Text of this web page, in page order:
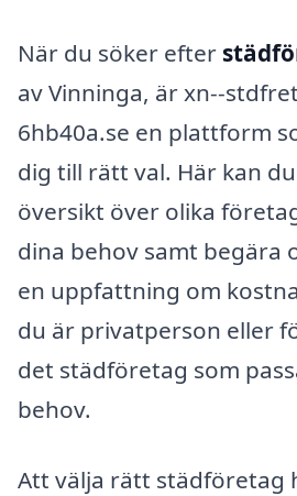
När du söker efter
av Vinninga, är xn--
6hb40a.se en plattform
dig till rätt val. Här kan
översikt över olika
dina behov samt begära
en uppfattning om
du är privatperson eller
det städföretag som
behov.
Att välja rätt städföretag